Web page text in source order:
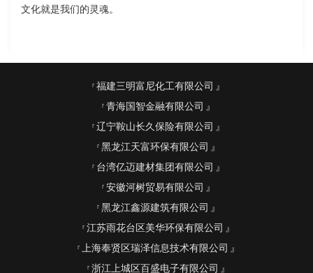
文化就是我们的灵魂。
福建三明富尼化工有限公司
青海国智金融有限公司
辽宁鞍山长久保险有限公司
黑龙江天富环保有限公司
台湾亿迈建材集团有限公司
安徽河树贸易有限公司
黑龙江鑫源建筑有限公司
江苏雨花台区美华环保有限公司
上海奉贤区瑞泽信息技术有限公司
浙江上城区百盛电子有限公司